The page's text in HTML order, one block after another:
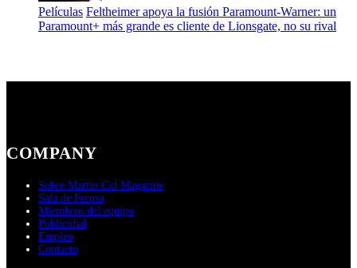
Películas Feltheimer apoya la fusión Paramount-Warner: un
Paramount+ más grande es cliente de Lionsgate, no su rival
COMPANY
Sobre Martin Cid Magazine
Sala de Prensa
Miembros del equipo
Publicidad
Empleo
Contacto